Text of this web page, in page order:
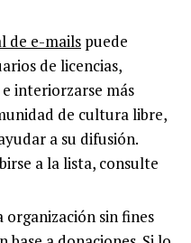
de e-mails puede
de licencias,
interiorzarse más
de cultura libre,
a su difusión.
a la lista, consulte
organización sin fines